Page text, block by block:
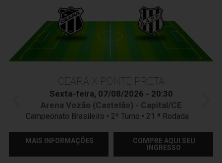
CEARÁ X PONTE PRETA
Sexta-feira, 07/08/2026 - 20:30
Arena Vozão (Castelão) - Capital/CE
Campeonato Brasileiro • 2º Turno • 21 ª Rodada
MAIS INFORMAÇÕES
COMPRE AQUI SEU
INGRESSO